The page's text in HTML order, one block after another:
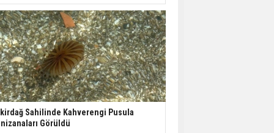
Sahilinde Kahverengi Pusula
Görüldü